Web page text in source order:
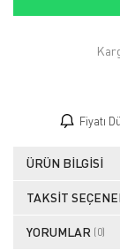
Fiyatı
ÜRÜN BILGISI
TAKSIT
YORUMLAR (0)